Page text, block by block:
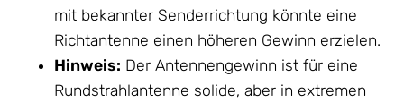
mit bekannter Senderrichtung könnte eine
Richtantenne einen höheren Gewinn erzielen.
Hinweis: Der Antennengewinn ist für eine
Rundstrahlantenne solide, aber in extremen